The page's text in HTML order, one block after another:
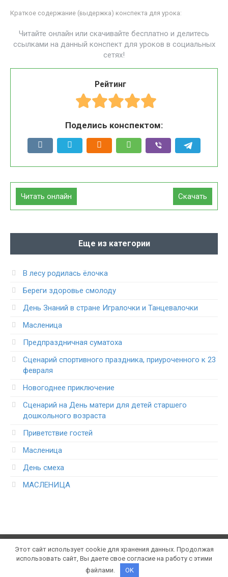
Краткое содержание (выдержка) конспекта для урока:
Читайте онлайн или скачивайте бесплатно и делитесь
ссылками на данный конспект для уроков в социальных
сетях!
Рейтинг
Поделись конспектом:
Скачать
Читать онлайн
Еще из категории
В лесу родилась ёлочка
Береги здоровье смолоду
День Знаний в стране Игралочки и Танцевалочки
Масленица
Предпраздничная суматоха
Сценарий спортивного праздника, приуроченного к 23
февраля
Новогоднее приключение
Сценарий на День матери для детей старшего
дошкольного возраста
Приветствие гостей
Масленица
День смеха
МАСЛЕНИЦА
© 2021 Konspektum.ru. Все права защищены. Портал
школьных конспектов уроков
Этот сайт использует cookie для хранения данных. Продолжая
использовать сайт, Вы даете свое согласие на работу с этими
файлами.
OK